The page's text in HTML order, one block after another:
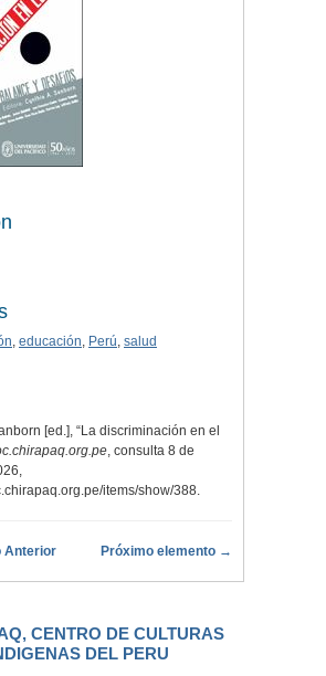
, educación, Perú, salud
[ed.], “La discriminación en el
, consulta 8 de
items/show/388.
Anterior Próximo elemento →
CENTRO DE CULTURAS
DEL PERU